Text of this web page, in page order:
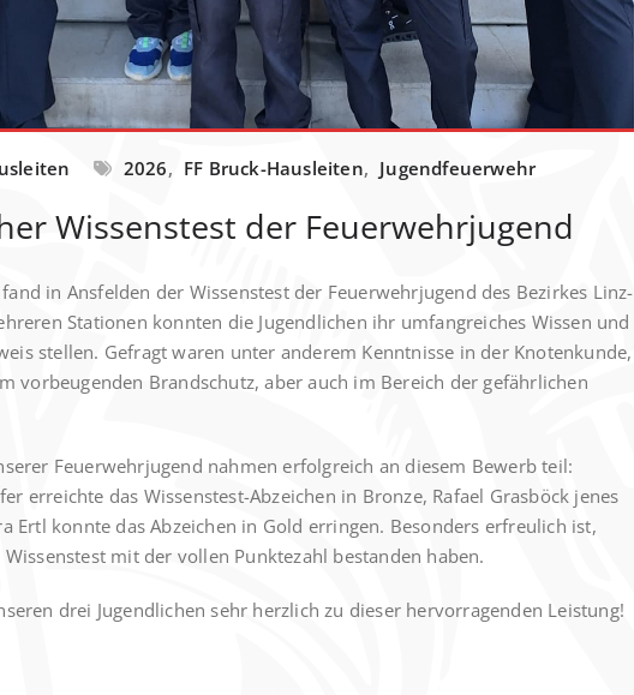
2026, FF Bruck-Hausleiten, Jugendfeuerwehr
Wissenstest der Feuerwehrjugend
in Ansfelden der Wissenstest der Feuerwehrjugend des Bezirkes Linz-
Stationen konnten die Jugendlichen ihr umfangreiches Wissen und
stellen. Gefragt waren unter anderem Kenntnisse in der Knotenkunde,
vorbeugenden Brandschutz, aber auch im Bereich der gefährlichen
Feuerwehrjugend nahmen erfolgreich an diesem Bewerb teil:
erreichte das Wissenstest-Abzeichen in Bronze, Rafael Grasböck jenes
Ertl konnte das Abzeichen in Gold erringen. Besonders erfreulich ist,
mit der vollen Punktezahl bestanden haben.
drei Jugendlichen sehr herzlich zu dieser hervorragenden Leistung!